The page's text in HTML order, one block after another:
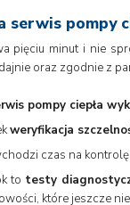
serwis pompy
pięciu minut i nie
oraz zgodnie z
pompy ciepła
weryfikacja
czas na kontrolę
to testy
które jeszcze